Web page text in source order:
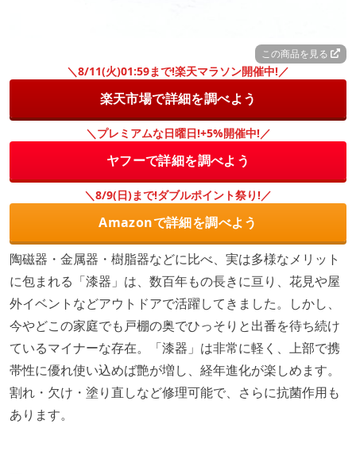
この商品を見る
＼8/11(火)01:59まで!楽天マラソン開催中!／
楽天市場で詳細を調べよう
＼プレミアムな日曜日!+5%開催中!／
ヤフーで詳細を調べよう
＼8/9(日)まで!ダブルポイント祭り!／
Amazonで詳細を調べよう
陶磁器・金属器・樹脂器などに比べ、実は多様なメリット
に包まれる「漆器」は、数百年もの長きに亘り、花見や屋
外イベントなどアウトドアで活躍してきました。しかし、
今やどこの家庭でも戸棚の奥でひっそりと出番を待ち続け
ているマイナーな存在。「漆器」は非常に軽く、上部で携
帯性に優れ使い込めば艶が増し、経年進化が楽しめます。
割れ・欠け・塗り直しなど修理可能で、さらに抗菌作用も
あります。